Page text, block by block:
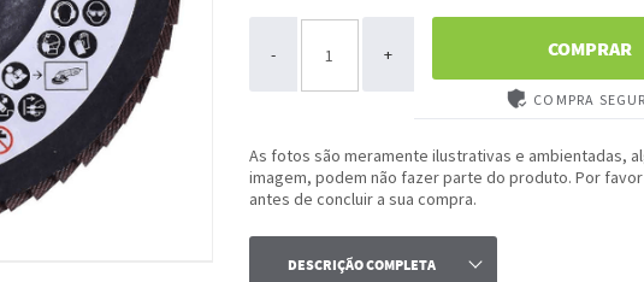
- +
COMPRA
COMPRAR
As fotos são meramente ilustrativas e ambientadas,
imagem, podem não fazer parte do produto. Por
antes de concluir a sua compra.
DESCRIÇÃO COMPLETA